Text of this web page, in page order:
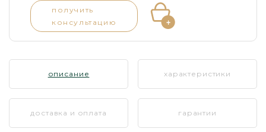
получить
консультацию
описание характеристики
доставка и оплата гарантии